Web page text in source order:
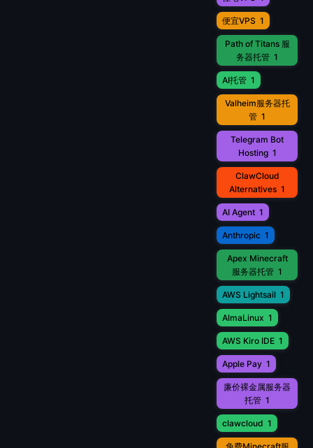
便宜VPS 1
Path of Titans 服
务器托管 1
AI托管 1
Valheim服务器托
管 1
Telegram Bot
Hosting 1
ClawCloud
Alternatives 1
AI Agent 1
Anthropic 1
Apex Minecraft
服务器托管 1
AWS Lightsail 1
AlmaLinux 1
AWS Kiro IDE 1
Apple Pay 1
廉价裸金属服务器
托管 1
clawcloud 1